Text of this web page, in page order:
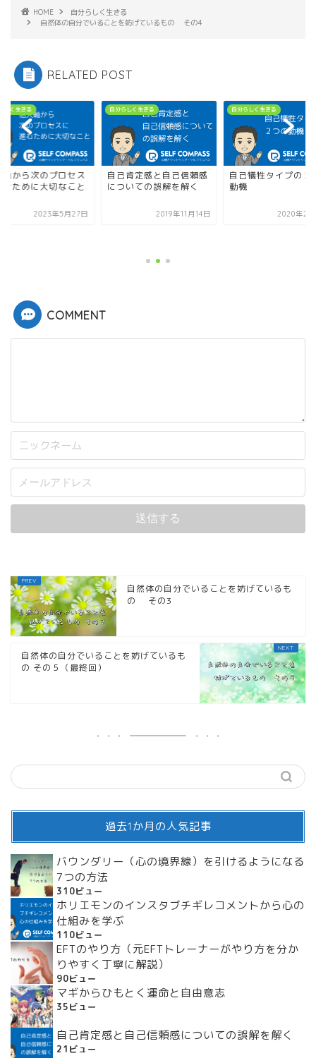
HOME
自分らしく生きる
自然体の自分でいることを妨げているもの その4
RELATED POST
しく生きる
軸から次のプロセス
むために大切なこと
2023年5月27日
自分らしく生きる
自己肯定感と自己信頼感
についての誤解を解く
2019年11月14日
自分らしく生きる
自己犠牲タイプの２
動機
2020年2
COMMENT
自然体の自分でいることを妨げているも
の その3
自然体の自分でいることを妨げているも
の その５（最終回）
過去1か月の人気記事
バウンダリー（心の境界線）を引けるようになる
7つの方法
310ビュー
ホリエモンのインスタブチギレコメントから心の
仕組みを学ぶ
110ビュー
EFTのやり方（元EFTトレーナーがやり方を分か
りやすく丁寧に解説）
90ビュー
マギからひもとく運命と自由意志
35ビュー
自己肯定感と自己信頼感についての誤解を解く
21ビュー